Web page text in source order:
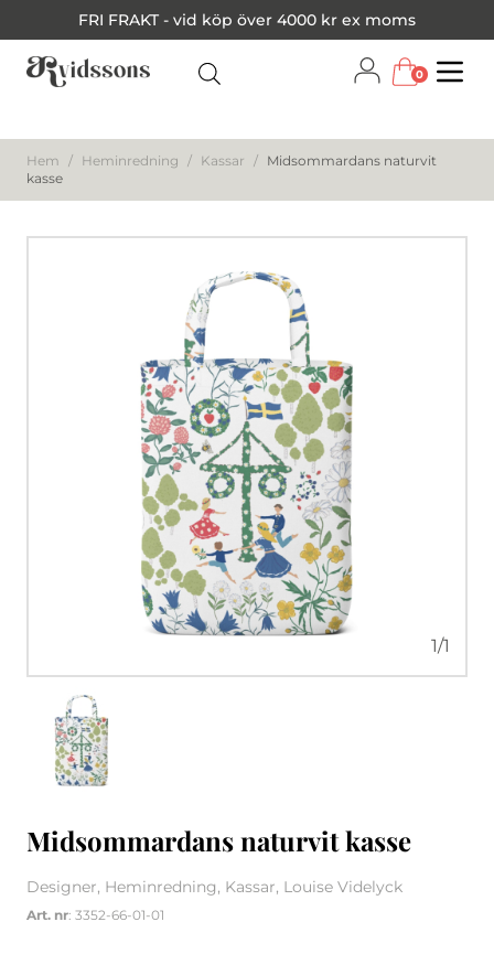
FRI FRAKT - vid köp över 4000 kr ex moms
0
Hem / Heminredning / Kassar / Midsommardans naturvit
kasse
1/1
Midsommardans naturvit kasse
Designer, Heminredning, Kassar, Louise Videlyck
Art. nr: 3352-66-01-01